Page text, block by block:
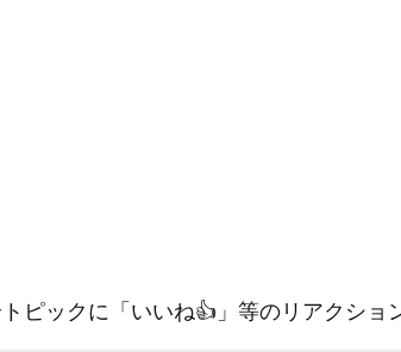
ピックに「いいね👍」等のリアクシ